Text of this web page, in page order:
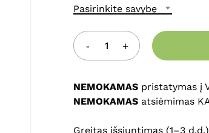
Pasirinkite savybę
NEMOKAMAS pristatymas į
NEMOKAMAS atsiėmimas
Greitas išsiuntimas (1–3
Noriu savo interneto
puslapį, kad jų